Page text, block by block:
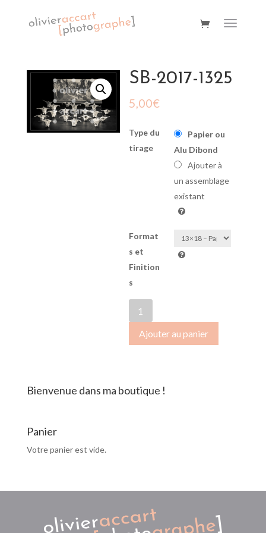
SB-2017-1325
5,00€
Type du
tirage
Papier ou
Alu Dibond
Ajouter à
un assemblage
existant
Format
s et
Finition
s
de
SB-
2017-
Ajouter au panier
Bienvenue dans ma boutique !
Panier
Votre panier est vide.